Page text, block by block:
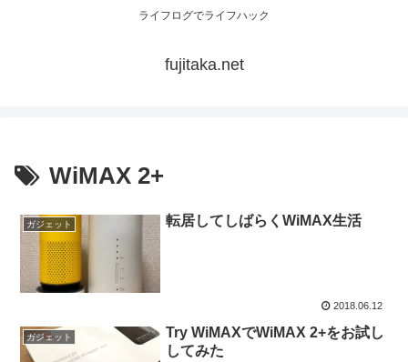
ライフログでライフハック
fujitaka.net
WiMAX 2+
ガジェット 転居してしばらくWiMAX生活
2018.06.12
ガジェット
Try WiMAXでWiMAX 2+をお試し
してみた